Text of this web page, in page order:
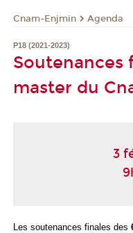
Cnam-Enjmin Agenda
P18 (2021-2023)
Soutenances
master du
3
Les soutenances finales des